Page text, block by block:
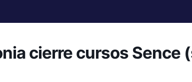
cierre cursos Sence